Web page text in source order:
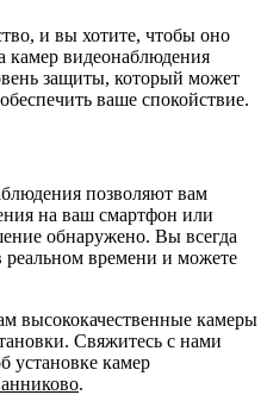
и вы хотите, чтобы оно
камер видеонаблюдения
защиты, который может
ваше спокойствие.
позволяют вам
на ваш смартфон или
обнаружено. Вы всегда
реальном времени и можете
высококачественные камеры
Свяжитесь с нами
установке камер
.